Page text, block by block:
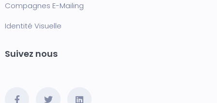
Compagnes E-Mailing
Identité Visuelle
Suivez nous